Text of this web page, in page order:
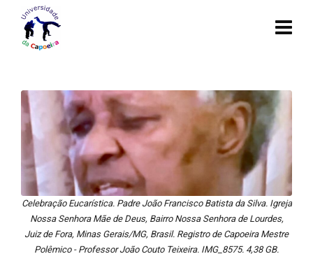
Celebração Eucarística. Padre João Francisco Batista da Silva. Igreja
Nossa Senhora Mãe de Deus, Bairro Nossa Senhora de Lourdes,
Juiz de Fora, Minas Gerais/MG, Brasil. Registro de Capoeira Mestre
Polêmico - Professor João Couto Teixeira. IMG_8575. 4,38 GB.